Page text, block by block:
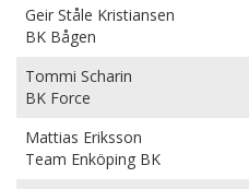
Geir Ståle Kristiansen
BK Bågen
Tommi Scharin
BK Force
Mattias Eriksson
Team Enköping BK